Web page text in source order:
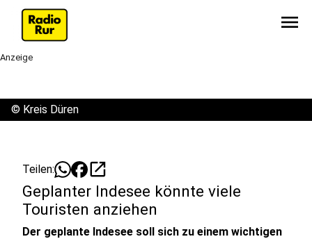
menu
Anzeige
© Kreis Düren
Teilen: open_in_new
Geplanter Indesee könnte viele
Touristen anziehen
Der geplante Indesee soll sich zu einem wichtigen